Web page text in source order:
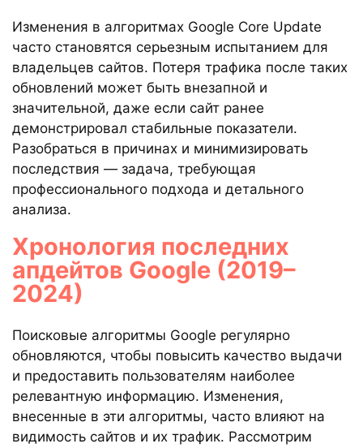
Изменения в алгоритмах Google Core Update
часто становятся серьезным испытанием для
владельцев сайтов. Потеря трафика после таких
обновлений может быть внезапной и
значительной, даже если сайт ранее
демонстрировал стабильные показатели.
Разобраться в причинах и минимизировать
последствия — задача, требующая
профессионального подхода и детального
анализа.
Хронология последних
апдейтов Google (2019–
2024)
Поисковые алгоритмы Google регулярно
обновляются, чтобы повысить качество выдачи
и предоставить пользователям наиболее
релевантную информацию. Изменения,
внесенные в эти алгоритмы, часто влияют на
видимость сайтов и их трафик. Рассмотрим